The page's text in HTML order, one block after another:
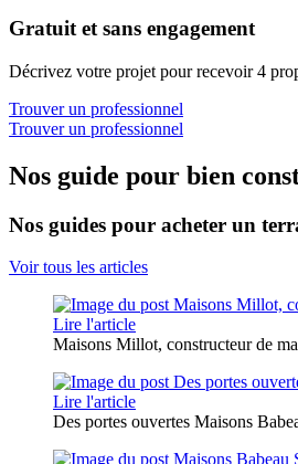
Gratuit et sans engagement
Décrivez votre projet pour recevoir 4
Trouver un professionnel
Trouver un professionnel
Nos guide pour bien
Nos guides pour acheter un
Voir tous les articles
Lire l'article
Maisons Millot, constructeur de
Lire l'article
Des portes ouvertes Maisons